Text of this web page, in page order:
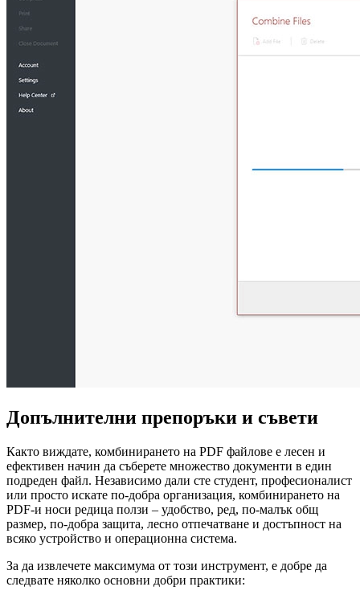
Допълнителни препоръки и съвети
Както виждате, комбинирането на PDF файлове е лесен и
ефективен начин да съберете множество документи в един
подреден файл. Независимо дали сте студент, професионалист
или просто искате по-добра организация, комбинирането на
PDF-и носи редица ползи – удобство, ред, по-малък общ
размер, по-добра защита, лесно отпечатване и достъпност на
всяко устройство и операционна система.
За да извлечете максимума от този инструмент, е добре да
следвате няколко основни добри практики: